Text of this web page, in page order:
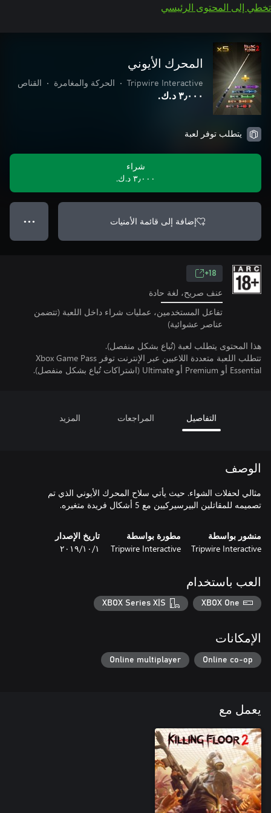
تخطي إلى المحتوى الرئيسي
المحرك الأيوني
Tripwire Interactive
• الحركة والمغامرة • القناص
٣٫٠٠٠ د.ك.‏
يتطلب توفر لعبة
شراء
٣٫٠٠٠ د.ك.‏
إضافة إلى قائمة الأمنيات ● ● ●
18+
عنف صريح، لغة حادة
تفاعل المستخدمين، عمليات شراء داخل اللعبة (تتضمن
عناصر عشوائية)
هذا المحتوى يتطلب لعبة (تُباع بشكل منفصل).
تتطلب اللعبة متعددة اللاعبين عبر الإنترنت توفر Xbox Game Pass
Essential أو Premium أو Ultimate (اشتراكات تُباع بشكل منفصل).
التفاصيل المراجعات المزيد
الوصف
مثالي لحفلات الشواء. حيث يأتي سلاح المحرك الأيوني الذي تم
تصميمه للمقاتلين البيرسيركيين مع 5 أشكال فريدة متغيره.
منشور بواسطة
Tripwire Interactive
مطورة بواسطة
Tripwire Interactive
تاريخ الإصدار
١‏/١٠‏/٢٠١٩
العب باستخدام
XBOX One
XBOX Series X|S
الإمكانات
Online co-op
Online multiplayer
يعمل مع